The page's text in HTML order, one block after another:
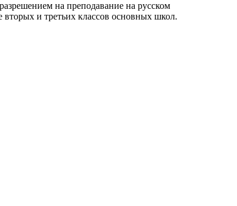
на преподавание на русском
вторых и третьих классов основных школ.